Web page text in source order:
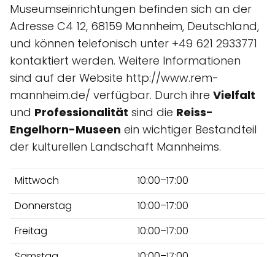
Museumseinrichtungen befinden sich an der
Adresse C4 12, 68159 Mannheim, Deutschland,
und können telefonisch unter +49 621 2933771
kontaktiert werden. Weitere Informationen
sind auf der Website http://www.rem-
mannheim.de/ verfügbar. Durch ihre Vielfalt
und Professionalität sind die Reiss-
Engelhorn-Museen ein wichtiger Bestandteil
der kulturellen Landschaft Mannheims.
Mittwoch
10:00–17:00
Donnerstag
10:00–17:00
Freitag
10:00–17:00